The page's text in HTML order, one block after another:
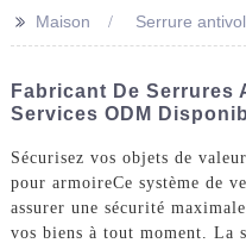
>> Maison Serrure
Fabricant De Serrures
Services ODM
Sécurisez vos objets de
pour armoireCe système de
assurer une sécurité
vos biens à tout moment.